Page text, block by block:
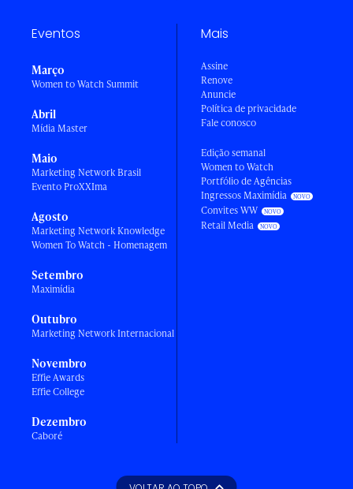
Eventos
Março
Women to Watch Summit
Abril
Mídia Master
Maio
Marketing Network Brasil
Evento ProXXIma
Agosto
Marketing Network Knowledge
Women To Watch - Homenagem
Setembro
Maximídia
Outubro
Marketing Network Internacional
Novembro
Effie Awards
Effie College
Dezembro
Caboré
Mais
Assine
Renove
Anuncie
Política de privacidade
Fale conosco
Edição semanal
Women to Watch
Portfólio de Agências
Ingressos Maximídia
Convites WW
Retail Media